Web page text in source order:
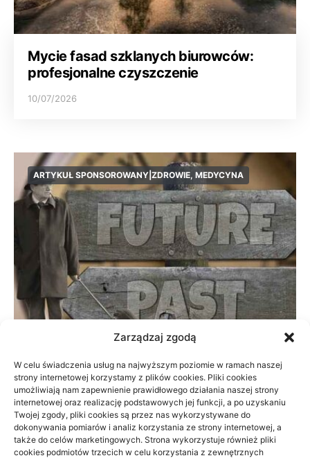
Zarządzaj zgodą
W celu świadczenia usług na najwyższym poziomie w ramach naszej
strony internetowej korzystamy z plików cookies. Pliki cookies
umożliwiają nam zapewnienie prawidłowego działania naszej strony
internetowej oraz realizację podstawowych jej funkcji, a po uzyskaniu
Twojej zgody, pliki cookies są przez nas wykorzystywane do
dokonywania pomiarów i analiz korzystania ze strony internetowej, a
także do celów marketingowych. Strona wykorzystuje również pliki
cookies podmiotów trzecich w celu korzystania z zewnętrznych
Mycie fasad szklanych biurowców:
profesjonalne czyszczenie
10/07/2026
ARTYKUŁ SPONSOROWANY|ZDROWIE, MEDYCYNA
Prywatnie czy na NFZ: fizjoterapia przy
braku czasu
23/06/2026